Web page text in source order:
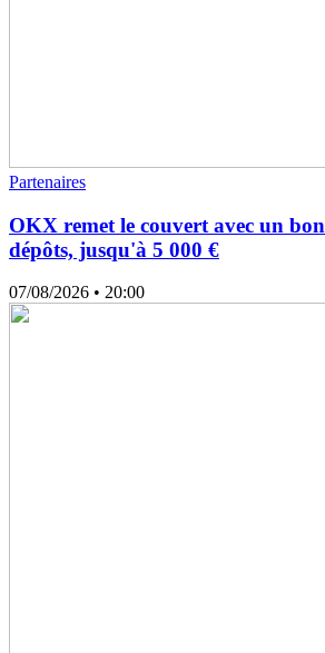
Partenaires
OKX remet le couvert avec un
dépôts, jusqu'à 5 000 €
07/08/2026 • 20:00